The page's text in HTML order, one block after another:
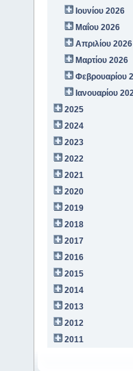
Ιουνίου 2026
Μαΐου 2026
Απριλίου 2026
Μαρτίου 2026
Φεβρουαρίου
Ιανουαρίου
2025
2024
2023
2022
2021
2020
2019
2018
2017
2016
2015
2014
2013
2012
2011